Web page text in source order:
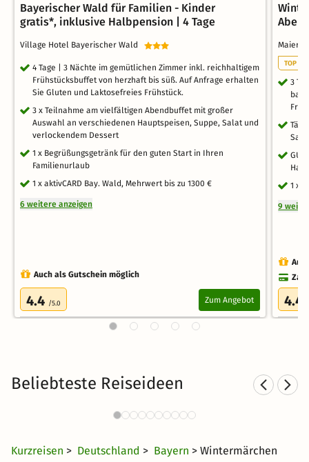
Bayerischer Wald für Familien - Kinder
gratis*, inklusive Halbpension | 4 Tage
Village Hotel Bayerischer Wald
4 Tage | 3 Nächte im gemütlichen Zimmer inkl. reichhaltigem
Frühstücksbuffet von herzhaft bis süß. Auf Anfrage erhalten
Sie Gluten und Laktosefreies Frühstück.
3 x Teilnahme am vielfältigen Abendbuffet mit großer
Auswahl an verschiedenen Hauptspeisen, Suppe, Salat und
verlockendem Dessert
1 x Begrüßungsgetränk für den guten Start in Ihren
Familienurlaub
1 x aktivCARD Bay. Wald, Mehrwert bis zu 1300 €
6 weitere anzeigen
Auch als Gutschein möglich
4.4 /5.0 Zum Angebot
TOP
3
1 x
9
4.4
Beliebteste Reiseideen
Skiurlaub in Bayern
268 Angebote
Kurzreisen > Deutschland > Bayern > Wintermärchen